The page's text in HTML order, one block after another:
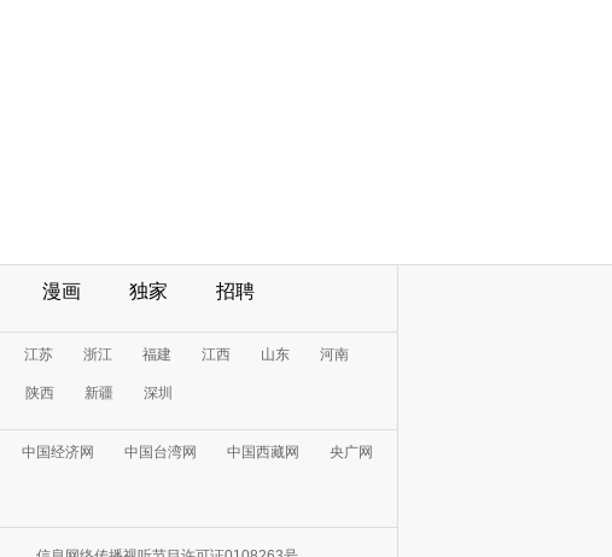
漫画 独家 招聘
江苏 浙江 福建 江西 山东 河南
陕西 新疆 深圳
中国经济网 中国台湾网 中国西藏网 央广网